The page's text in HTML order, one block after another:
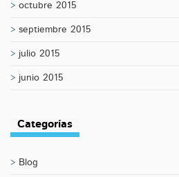
octubre 2015
septiembre 2015
julio 2015
junio 2015
Categorías
Blog